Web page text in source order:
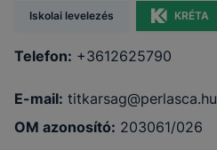
Iskolai levelezés KRÉTA
Telefon: +3612625790
E-mail: titkarsag@perlasca.hu
OM azonosító: 203061/026